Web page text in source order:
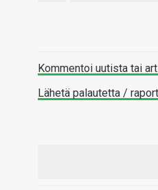
Kommentoi uutista tai
Lähetä palautetta /